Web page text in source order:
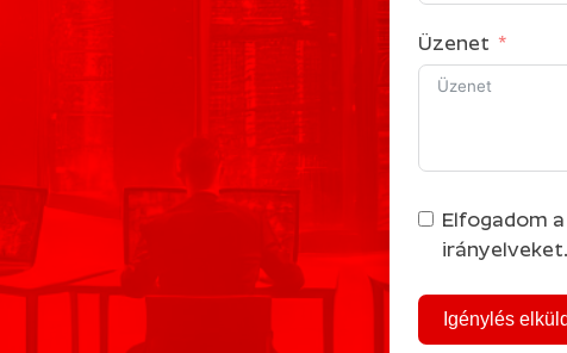
Üzenet
Elfogadom
irányelveket.
Igénylés